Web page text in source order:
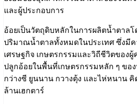
และผู้ประกอบการ
อ้อยเป็นวัตถุดิบหลักในการผลิตน้ำตาลโ
ปริมาณน้ำตาลทั้งหมดในประเทศ ซึ่งมี
เศรษฐกิจ เกษตรกรรมและวิถีชีวิตของ
ปลูกอ้อยในพื้นที่เกษตรกรรมหลัก ๆ ขอ
กว่างซี ยูนนาน กวางตุ้ง และไห่หนาน คิ
ล้านเฮกตาร์